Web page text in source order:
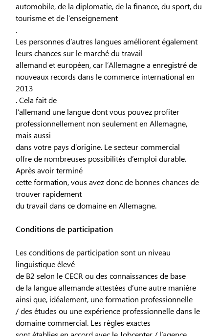
automobile, de la diplomatie, de la finance, du sport, du
tourisme et de l’enseignement
.
Les personnes d’autres langues améliorent également
leurs chances sur le marché du travail
allemand et européen, car l’Allemagne a enregistré de
nouveaux records dans le commerce international en
2013
. Cela fait de
l’allemand une langue dont vous pouvez profiter
professionnellement non seulement en Allemagne,
mais aussi
dans votre pays d’origine. Le secteur commercial
offre de nombreuses possibilités d’emploi durable.
Après avoir terminé
cette formation, vous avez donc de bonnes chances de
trouver rapidement
du travail dans ce domaine en Allemagne.
Conditions de participation
Les conditions de participation sont un niveau
linguistique élevé
de B2 selon le CECR ou des connaissances de base
de la langue allemande attestées d’une autre manière
ainsi que, idéalement, une formation professionnelle
/ des études ou une expérience professionnelle dans le
domaine commercial. Les règles exactes